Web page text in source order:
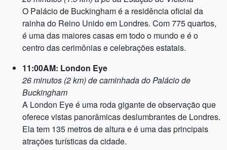
O Palácio de Buckingham é a residência oficial da
rainha do Reino Unido em Londres. Com 775 quartos,
é uma das maiores casas em todo o mundo e é o
centro das cerimônias e celebrações estatais.
11:00AM: London Eye
26 minutos (2 km) de caminhada do Palácio de
Buckingham
A London Eye é uma roda gigante de observação que
oferece vistas panorâmicas deslumbrantes de Londres.
Ela tem 135 metros de altura e é uma das principais
atrações turísticas da cidade.